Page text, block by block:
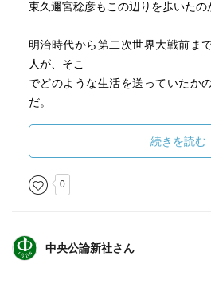
東久邇宮稔彦もこの辺りを歩いたの
明治時代から第二次世界大戦前ま
人が、そこ
でどのような生活を送っていたか
だ。
ただし、芸術家についてはパリ好
分かれる
ようだとのことで除外されている。
家には、
バカロレアに合格した西園寺公望
続きを読む
0
中央公論新社さん